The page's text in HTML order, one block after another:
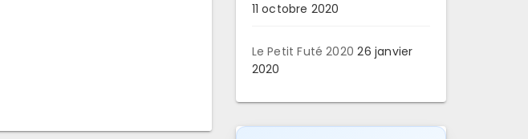
11 octobre 2020
Le Petit Futé 2020 26 janvier
2020